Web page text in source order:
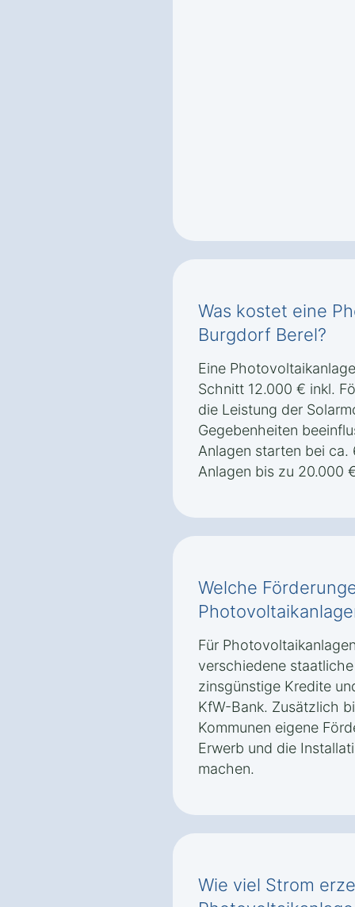
Was kostet eine
Burgdorf Berel?
Eine
Schnitt 12.000 € inkl.
die Leistung der
Gegebenheiten
Anlagen starten bei
Anlagen bis zu 20.000
Welche
Für
verschiedene
zinsgünstige Kredite
KfW-Bank. Zusätzlich
Kommunen eigene
Erwerb und die
machen.
Wie viel Strom